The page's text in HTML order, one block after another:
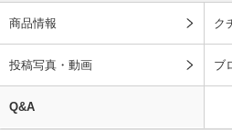
商品情報 ク
投稿写真・動画 ブ
Q&A